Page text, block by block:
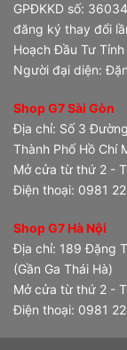
GPĐKKD số:
đăng ký thay đổi
Hoạch Đầu Tư
Người đại diện:
Shop G7 Sài Gòn
Địa chỉ: Số 3
Thành Phố Hồ Chí
Mở cửa từ thứ 2 -
Điện thoại: 0981
Shop G7 Hà Nội
Địa chỉ: 189 Đặng
(Gần Ga Thái Hà)
Mở cửa từ thứ 2 -
Điện thoại: 0981